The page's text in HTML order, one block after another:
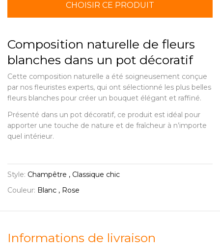
CHOISIR CE PRODUIT
Composition naturelle de fleurs
blanches dans un pot décoratif
Cette composition naturelle a été soigneusement conçue
par nos fleuristes experts, qui ont sélectionné les plus belles
fleurs blanches pour créer un bouquet élégant et raffiné.
Présenté dans un pot décoratif, ce produit est idéal pour
apporter une touche de nature et de fraîcheur à n’importe
quel intérieur.
Style: Champêtre , Classique chic
Couleur: Blanc , Rose
Informations de livraison